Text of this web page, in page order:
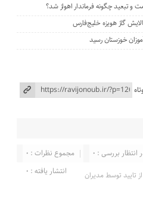
تبعید چگونه فرماندار اهواز شد؟
گاز هویزه خلیج‌فارس
مجموع نظرات : 0
انتظار بررسی : 0
انتشار یافته : 0
تایید توسط مدیران